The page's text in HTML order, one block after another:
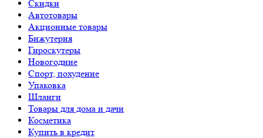
Cкидки
Автотовары
Акционные товары
Бижутерия
Гироскутеры
Новогодние
Спорт, похудение
Упаковка
Шланги
Товары для дома и дачи
Косметика
Купить в кредит